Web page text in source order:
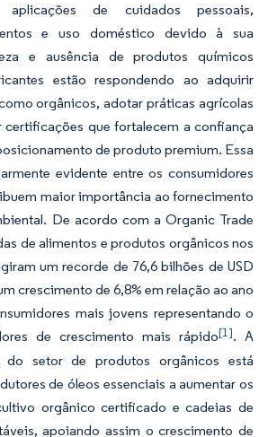
aplicações de cuidados pessoais,
e uso doméstico devido à sua
e ausência de produtos químicos
estão respondendo ao adquirir
orgânicos, adotar práticas agrícolas
certificações que fortalecem a confiança
de produto premium. Essa
evidente entre os consumidores
maior importância ao fornecimento
De acordo com a Organic Trade
de alimentos e produtos orgânicos nos
um recorde de 76,6 bilhões de USD
crescimento de 6,8% em relação ao ano
mais jovens representando o
de crescimento mais rápido[1]. A
do setor de produtos orgânicos está
de óleos essenciais a aumentar os
orgânico certificado e cadeias de
apoiando assim o crescimento de